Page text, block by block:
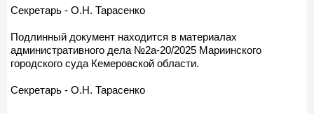
Секретарь - О.Н. Тарасенко
Подлинный документ находится в материалах
административного дела №2а-20/2025 Мариинского
городского суда Кемеровской области.
Секретарь - О.Н. Тарасенко